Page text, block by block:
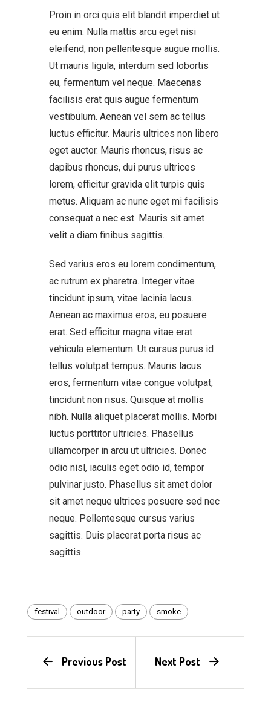
Proin in orci quis elit blandit imperdiet ut
eu enim. Nulla mattis arcu eget nisi
eleifend, non pellentesque augue mollis.
Ut mauris ligula, interdum sed lobortis
eu, fermentum vel neque. Maecenas
facilisis erat quis augue fermentum
vestibulum. Aenean vel sem ac tellus
luctus efficitur. Mauris ultrices non libero
eget auctor. Mauris rhoncus, risus ac
dapibus rhoncus, dui purus ultrices
lorem, efficitur gravida elit turpis quis
metus. Aliquam ac nunc eget mi facilisis
consequat a nec est. Mauris sit amet
velit a diam finibus sagittis.
Sed varius eros eu lorem condimentum,
ac rutrum ex pharetra. Integer vitae
tincidunt ipsum, vitae lacinia lacus.
Aenean ac maximus eros, eu posuere
erat. Sed efficitur magna vitae erat
vehicula elementum. Ut cursus purus id
tellus volutpat tempus. Mauris lacus
eros, fermentum vitae congue volutpat,
tincidunt non risus. Quisque at mollis
nibh. Nulla aliquet placerat mollis. Morbi
luctus porttitor ultricies. Phasellus
ullamcorper in arcu ut ultricies. Donec
odio nisl, iaculis eget odio id, tempor
pulvinar justo. Phasellus sit amet dolor
sit amet neque ultrices posuere sed nec
neque. Pellentesque cursus varius
sagittis. Duis placerat porta risus ac
sagittis.
festival outdoor party smoke
Previous Post Next Post